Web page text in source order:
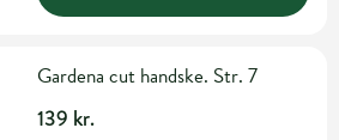
Gardena cut handske. Str. 7
139 kr.